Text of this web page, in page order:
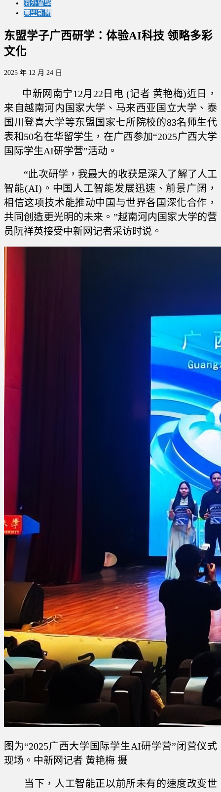
海外留學
東盟新聞
东盟学子广西研学：体验AI科技 领略多彩
文化
2025 年 12 月 24 日
中新网南宁12月22日电 (记者 黄艳梅)近日，
来自越南河内国家大学、马来西亚国立大学、泰
国川登喜大学等东盟国家七所院校的83名师生代
表和50名在华留学生，在广西参加“2025广西大学
国际学生AI研学营”活动。
“此次研学，我最大的收获是深入了解了人工
智能(AI)。中国人工智能发展迅速、前景广阔，
相信这项技术能推动中国与世界各国深化合作，
共同创造更光明的未来。”越南河内国家大学的营
员阮祥英接受中新网记者采访时说。
图为“2025广西大学国际学生AI研学营”闭营仪式
现场。中新网记者 黄艳梅 摄
当下，人工智能正以前所未有的速度改变世